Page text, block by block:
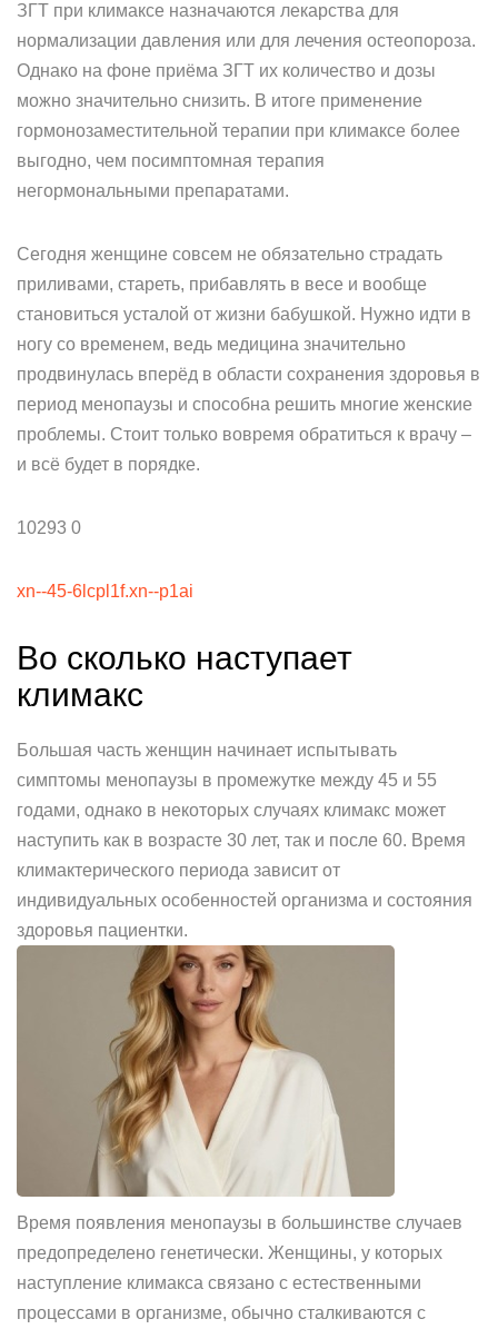
ЗГТ при климаксе назначаются лекарства для
нормализации давления или для лечения остеопороза.
Однако на фоне приёма ЗГТ их количество и дозы
можно значительно снизить. В итоге применение
гормонозаместительной терапии при климаксе более
выгодно, чем посимптомная терапия
негормональными препаратами.
Сегодня женщине совсем не обязательно страдать
приливами, стареть, прибавлять в весе и вообще
становиться усталой от жизни бабушкой. Нужно идти в
ногу со временем, ведь медицина значительно
продвинулась вперёд в области сохранения здоровья в
период менопаузы и способна решить многие женские
проблемы. Стоит только вовремя обратиться к врачу –
и всё будет в порядке.
10293 0
xn--45-6lcpl1f.xn--p1ai
Во сколько наступает
климакс
Большая часть женщин начинает испытывать
симптомы менопаузы в промежутке между 45 и 55
годами, однако в некоторых случаях климакс может
наступить как в возрасте 30 лет, так и после 60. Время
климактерического периода зависит от
индивидуальных особенностей организма и состояния
здоровья пациентки.
Время появления менопаузы в большинстве случаев
предопределено генетически. Женщины, у которых
наступление климакса связано с естественными
процессами в организме, обычно сталкиваются с